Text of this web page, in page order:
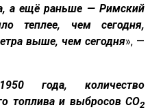
а ещё раньше — Римский
теплее, чем сегодня,
выше, чем сегодня», —
года, количество
топлива и выбросов CO2